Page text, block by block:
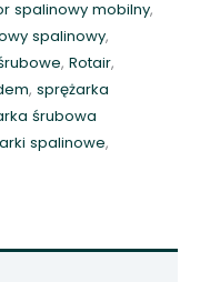
spalinowy mobilny,
spalinowy,
, Rotair,
, sprężarka
śrubowa
spalinowe,